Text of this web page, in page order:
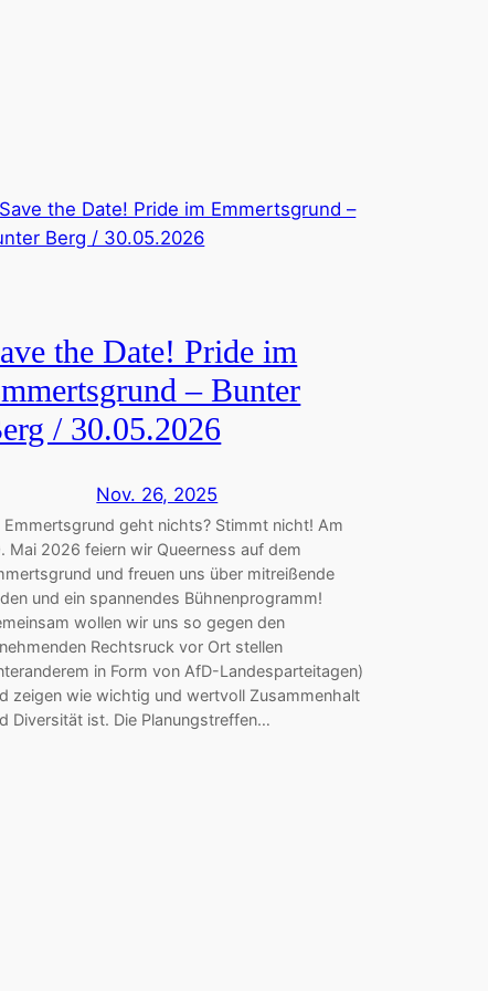
the Date! Pride im
– Bunter
/ 30.05.2026
Nov. 26, 2025
Emmertsgrund geht nichts? Stimmt nicht! Am
Mai 2026 feiern wir Queerness auf dem
und freuen uns über mitreißende
und ein spannendes Bühnenprogramm!
wollen wir uns so gegen den
Rechtsruck vor Ort stellen
in Form von AfD-Landesparteitagen)
zeigen wie wichtig und wertvoll Zusammenhalt
Diversität ist. Die Planungstreffen…